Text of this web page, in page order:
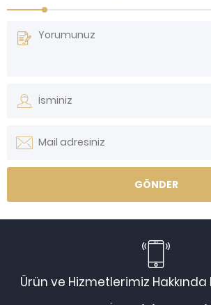
Ürün ve Hizmetlerimiz